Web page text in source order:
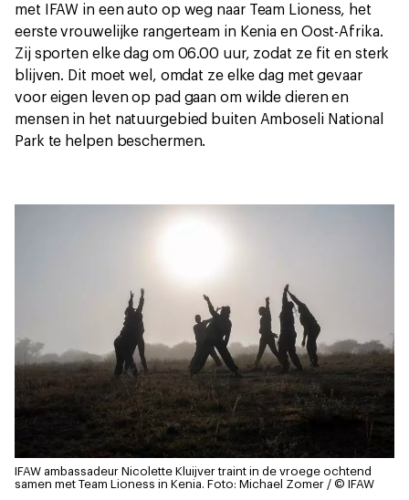
met IFAW in een auto op weg naar Team Lioness, het
eerste vrouwelijke rangerteam in Kenia en Oost-Afrika.
Zij sporten elke dag om 06.00 uur, zodat ze fit en sterk
blijven. Dit moet wel, omdat ze elke dag met gevaar
voor eigen leven op pad gaan om wilde dieren en
mensen in het natuurgebied buiten Amboseli National
Park te helpen beschermen.
IFAW ambassadeur Nicolette Kluijver traint in de vroege ochtend
samen met Team Lioness in Kenia. Foto: Michael Zomer / © IFAW